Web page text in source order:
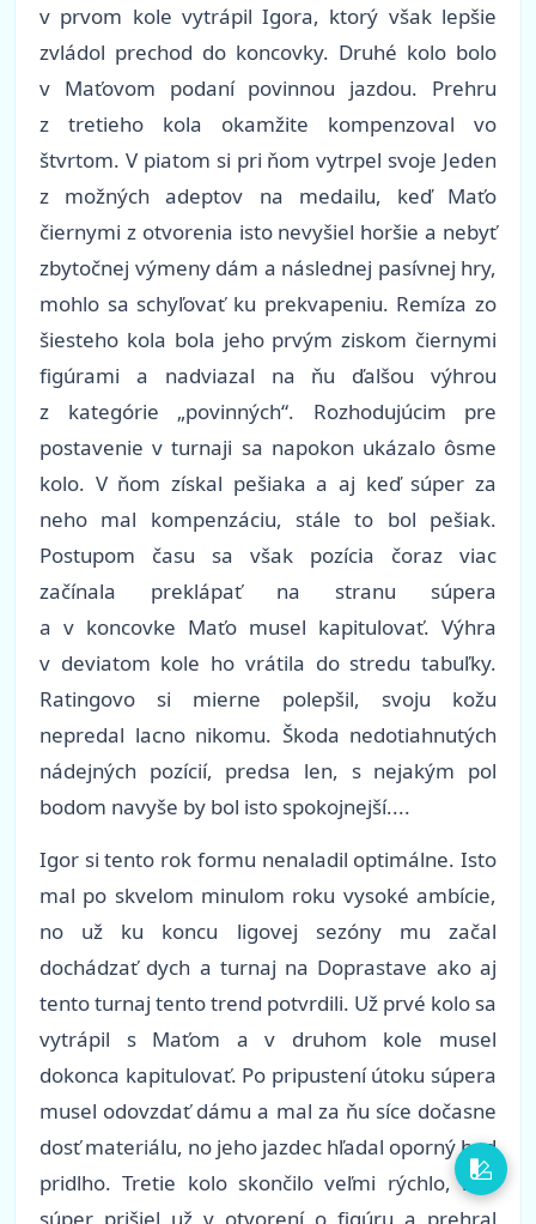
v prvom kole vytrápil Igora, ktorý však lepšie
zvládol prechod do koncovky. Druhé kolo bolo
v Maťovom podaní povinnou jazdou. Prehru
z tretieho kola okamžite kompenzoval vo
štvrtom. V piatom si pri ňom vytrpel svoje Jeden
z možných adeptov na medailu, keď Maťo
čiernymi z otvorenia isto nevyšiel horšie a nebyť
zbytočnej výmeny dám a následnej pasívnej hry,
mohlo sa schyľovať ku prekvapeniu. Remíza zo
šiesteho kola bola jeho prvým ziskom čiernymi
figúrami a nadviazal na ňu ďalšou výhrou
z kategórie „povinných“. Rozhodujúcim pre
postavenie v turnaji sa napokon ukázalo ôsme
kolo. V ňom získal pešiaka a aj keď súper za
neho mal kompenzáciu, stále to bol pešiak.
Postupom času sa však pozícia čoraz viac
začínala preklápať na stranu súpera
a v koncovke Maťo musel kapitulovať. Výhra
v deviatom kole ho vrátila do stredu tabuľky.
Ratingovo si mierne polepšil, svoju kožu
nepredal lacno nikomu. Škoda nedotiahnutých
nádejných pozícií, predsa len, s nejakým pol
bodom navyše by bol isto spokojnejší....
Igor si tento rok formu nenaladil optimálne. Isto
mal po skvelom minulom roku vysoké ambície,
no už ku koncu ligovej sezóny mu začal
dochádzať dych a turnaj na Doprastave ako aj
tento turnaj tento trend potvrdili. Už prvé kolo sa
vytrápil s Maťom a v druhom kole musel
dokonca kapitulovať. Po pripustení útoku súpera
musel odovzdať dámu a mal za ňu síce dočasne
dosť materiálu, no jeho jazdec hľadal oporný bod
pridlho. Tretie kolo skončilo veľmi rýchlo, keď